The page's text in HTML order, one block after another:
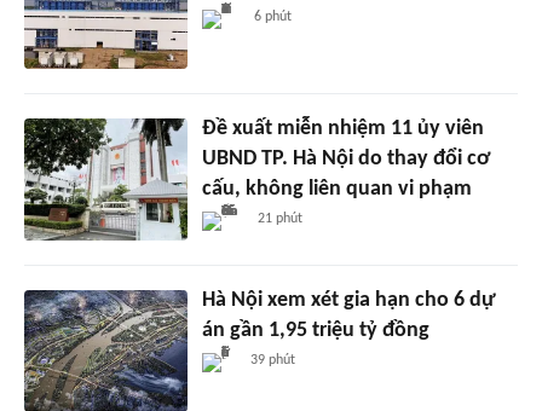
6 phút
Đề xuất miễn nhiệm 11 ủy viên
UBND TP. Hà Nội do thay đổi cơ
cấu, không liên quan vi phạm
21 phút
Hà Nội xem xét gia hạn cho 6 dự
án gần 1,95 triệu tỷ đồng
39 phút